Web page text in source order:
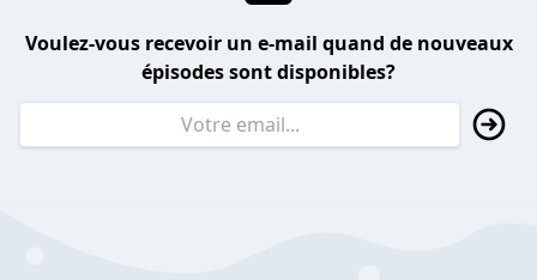
Voulez-vous recevoir un e-mail quand de nouveaux
épisodes sont disponibles?